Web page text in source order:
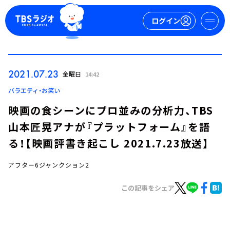
ログイン
ログイン
2021.07.23 金曜日 14:42
バラエティ・お笑い
映画の食シーンにプロ並みの分析力、TBS
山本匠晃アナが『プラットフォーム』を語
る！【映画評書き起こし 2021.7.23放送】
アフター6ジャンクション2
この記事をシェア